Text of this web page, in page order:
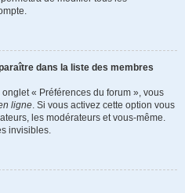
dans la liste des membres
« Préférences du forum », vous
ligne. Si vous activez cette option vous
les modérateurs et vous-même.
invisibles.